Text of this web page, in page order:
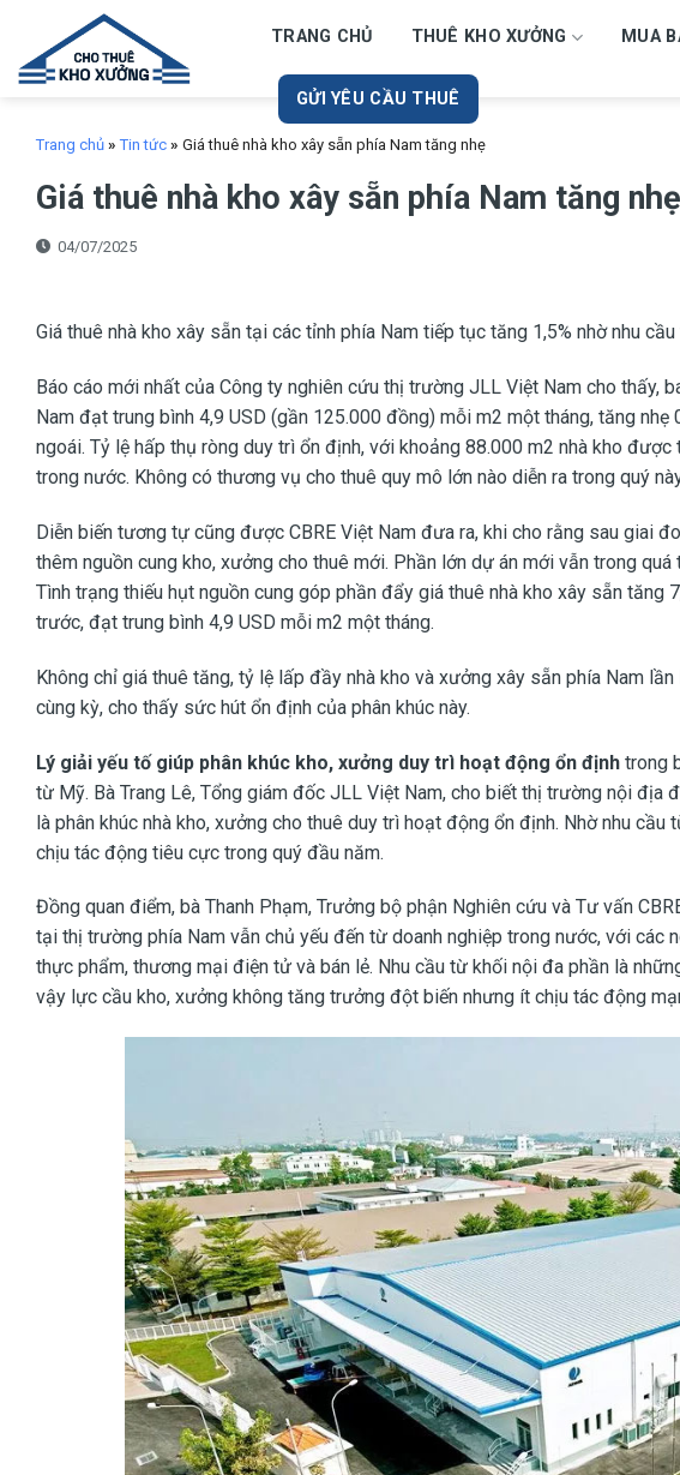
content
TRANG CHỦ THUÊ KHO XƯỞNG MUA
GỬI YÊU CẦU THUÊ
Trang chủ »Tin tức » Giá thuê nhà kho xây sẵn phía Nam tăng nhẹ
Giá thuê nhà kho xây sẵn phía Nam tăng nhẹ
04/07/2025
Giá thuê nhà kho xây sẵn tại các tỉnh phía Nam tiếp tục tăng 1,5% nhờ nhu
Báo cáo mới nhất của Công ty nghiên cứu thị trường JLL Việt Nam cho thấy,
Nam đạt trung bình 4,9 USD (gần 125.000 đồng) mỗi m2 một tháng, tăng
ngoái. Tỷ lệ hấp thụ ròng duy trì ổn định, với khoảng 88.000 m2 nhà kho
trong nước. Không có thương vụ cho thuê quy mô lớn nào diễn ra trong quý
Diễn biến tương tự cũng được CBRE Việt Nam đưa ra, khi cho rằng sau giai
thêm nguồn cung kho, xưởng cho thuê mới. Phần lớn dự án mới vẫn trong
Tình trạng thiếu hụt nguồn cung góp phần đẩy giá thuê nhà kho xây sẵn tăng
trước, đạt trung bình 4,9 USD mỗi m2 một tháng.
Không chỉ giá thuê tăng, tỷ lệ lấp đầy nhà kho và xưởng xây sẵn phía Nam
cùng kỳ, cho thấy sức hút ổn định của phân khúc này.
Lý giải yếu tố giúp phân khúc kho, xưởng duy trì hoạt động ổn định trong
từ Mỹ. Bà Trang Lê, Tổng giám đốc JLL Việt Nam, cho biết thị trường nội
là phân khúc nhà kho, xưởng cho thuê duy trì hoạt động ổn định. Nhờ nhu
chịu tác động tiêu cực trong quý đầu năm.
Đồng quan điểm, bà Thanh Phạm, Trưởng bộ phận Nghiên cứu và Tư vấn
tại thị trường phía Nam vẫn chủ yếu đến từ doanh nghiệp trong nước, với
thực phẩm, thương mại điện tử và bán lẻ. Nhu cầu từ khối nội đa phần là
vậy lực cầu kho, xưởng không tăng trưởng đột biến nhưng ít chịu tác động